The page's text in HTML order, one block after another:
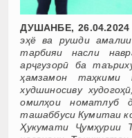
ДУШАНБЕ,
эҳё ва рушди
тарбияи насли
арҷгузорӣ ба
ҳамзамон таҳкими
худшиносиву
омилҳои номатлуб
ташаббуси Кумитаи
Ҳукумати Ҷумҳурии